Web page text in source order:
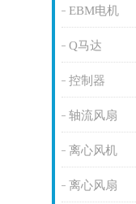
EBM电机
Q马达
控制器
轴流风扇
离心风机
离心风扇